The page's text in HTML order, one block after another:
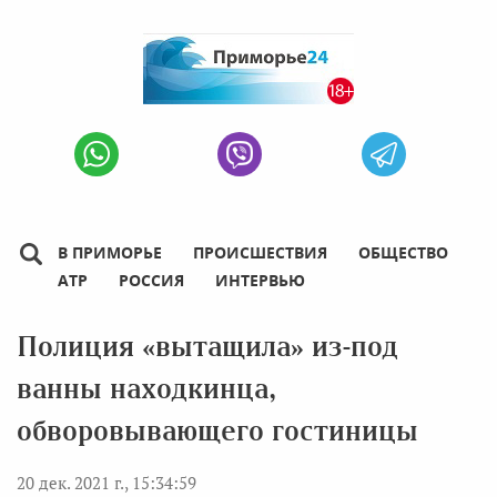
В ПРИМОРЬЕ ПРОИСШЕСТВИЯ
ОБЩЕСТВО
АТР
РОССИЯ ИНТЕРВЬЮ
Полиция «вытащила» из-под
ванны находкинца,
обворовывающего гостиницы
20 дек. 2021 г., 15:34:59